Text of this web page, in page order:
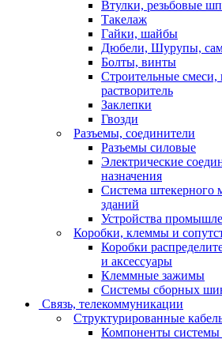
Втулки, резьбовые
Такелаж
Гайки, шайбы
Дюбели, Шурупы,
Болты, винты
Строительные смеси,
растворитель
Заклепки
Гвозди
Разъемы, соединители
Разъемы силовые
Электрические
назначения
Система штекерного
зданий
Устройства
Коробки, клеммы и
Коробки
и аксессуары
Клеммные зажимы
Системы сборных
Связь, телекоммуникации
Структурированные
Компоненты системы